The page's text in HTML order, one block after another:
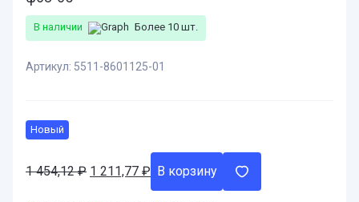
В наличии Более 10 шт.
Артикул: 5511-8601125-01
Новый
1 454,12₽ Первоначальная
1 211,77 ₽ Текущая
цена:
В корзину